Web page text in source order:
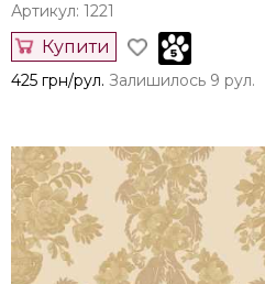
Артикул: 1221
Купити
425 грн/рул. Залишилось 9 рул.